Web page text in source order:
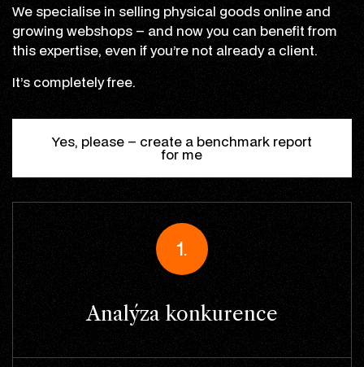
We specialise in selling physical goods online and
growing webshops – and now you can benefit from
this expertise, even if you’re not already a client.
It’s completely free.
Yes, please – create a benchmark report
for me
1.
Analýza konkurence